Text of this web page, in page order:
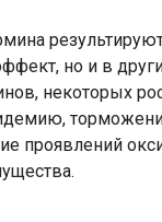
но и в
некоторых